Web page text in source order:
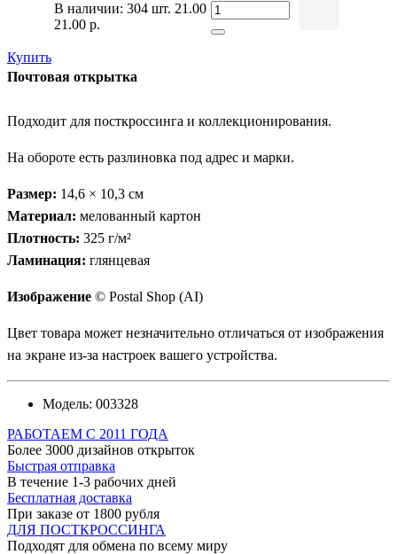
В наличии: 304 шт. 21.00
21.00 р.
Купить
Почтовая открытка
Подходит для посткроссинга и коллекционирования.
На обороте есть разлиновка под адрес и марки.
Размер: 14,6 × 10,3 см
Материал: мелованный картон
Плотность: 325 г/м²
Ламинация: глянцевая
Изображение © Postal Shop (AI)
Цвет товара может незначительно отличаться от изображения
на экране из-за настроек вашего устройства.
Модель: 003328
РАБОТАЕМ С 2011 ГОДА
Более 3000 дизайнов открыток
Быстрая отправка
В течение 1-3 рабочих дней
Бесплатная доставка
При заказе от 1800 рубля
ДЛЯ ПОСТКРОССИНГА
Подходят для обмена по всему миру